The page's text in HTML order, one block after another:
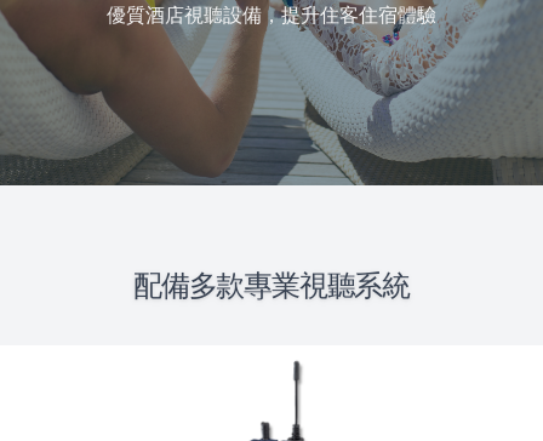
優質酒店視聽設備，提升住客住宿體驗
配備多款專業視聽系統